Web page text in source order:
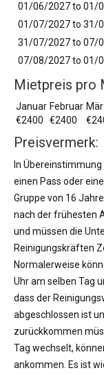
01/06/2027 to 01/
01/07/2027 to 31/
31/07/2027 to 07/
07/08/2027 to 01/
Mietpreis pro
Januar Februar
€2400
€2400
Preisvermerk:
In
einen Pass oder
Gruppe von 16
nach der frühesten
und müssen die
Reinigungskräften
Normalerweise
Uhr am selben Tag
dass der
abgeschlossen ist
zurückkommen
Tag wechselt,
ankommen. Es ist